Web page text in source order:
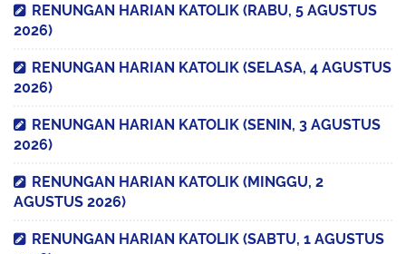
RENUNGAN HARIAN KATOLIK (RABU, 5 AGUSTUS
2026)
RENUNGAN HARIAN KATOLIK (SELASA, 4 AGUSTUS
2026)
RENUNGAN HARIAN KATOLIK (SENIN, 3 AGUSTUS
2026)
RENUNGAN HARIAN KATOLIK (MINGGU, 2
AGUSTUS 2026)
RENUNGAN HARIAN KATOLIK (SABTU, 1 AGUSTUS